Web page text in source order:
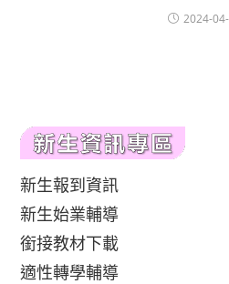
2024-
新生報到資訊
新生始業輔導
銜接教材下載
適性轉學輔導